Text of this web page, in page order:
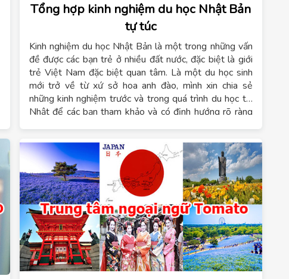
Tổng hợp kinh nghiệm du học Nhật Bản
tự túc
Kinh nghiệm du học Nhật Bản là một trong những vấn
đề được các bạn trẻ ở nhiều đất nước, đặc biệt là giới
trẻ Việt Nam đặc biệt quan tâm. Là một du học sinh
mới trở về từ xứ sở hoa anh đào, mình xin chia sẻ
những kinh nghiệm trước và trong quá trình du học tại
Nhật để các bạn tham khảo và có định hướng rõ ràng